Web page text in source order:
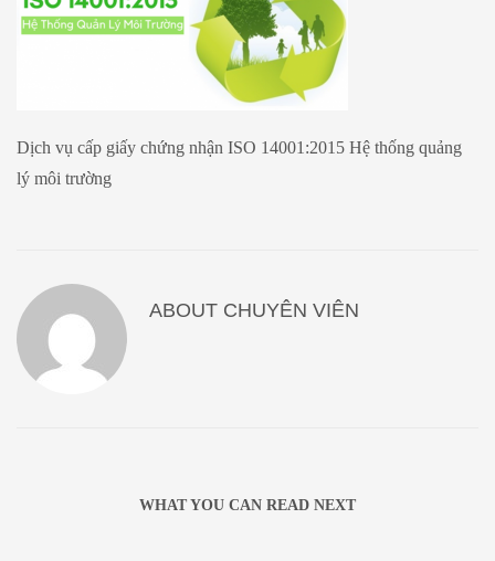
Dịch vụ cấp giấy chứng nhận ISO 14001:2015 Hệ thống quảng
lý môi trường
ABOUT CHUYÊN VIÊN
WHAT YOU CAN READ NEXT